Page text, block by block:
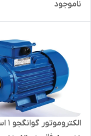
مدل Y2 ترمینال بالا
ناموجود